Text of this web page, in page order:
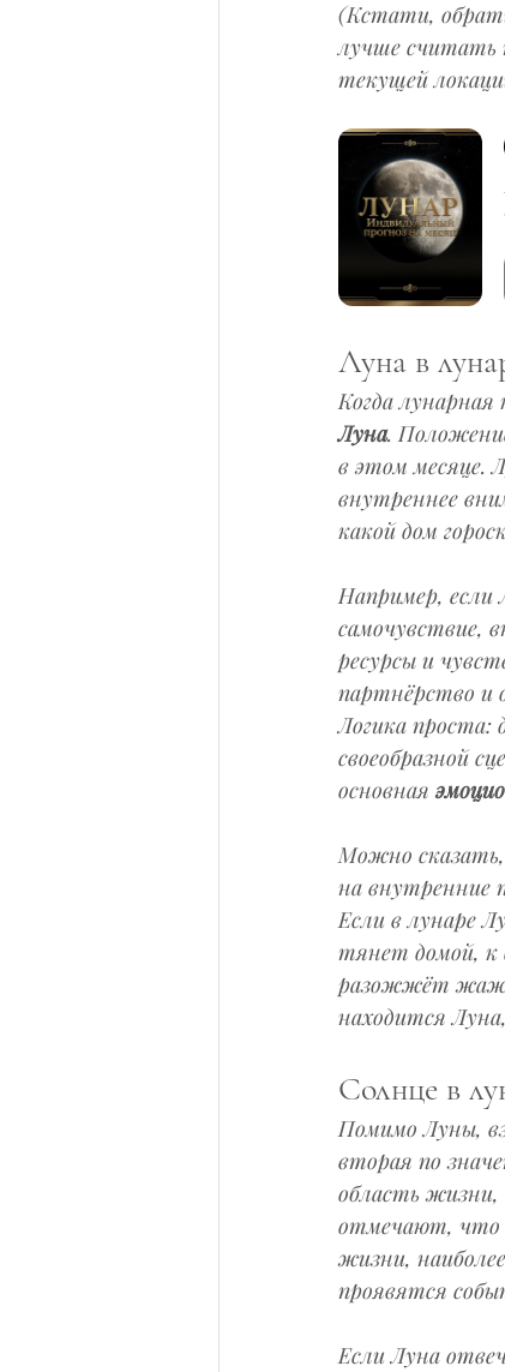
(Кстати,
лучше считать
текущей
Луна в
Когда
Луна.
в этом месяце.
внутреннее
какой дом
Например, если
самочувствие,
ресурсы и
партнёрство и
Логика проста:
своеобразной
основная
Можно
на внутренние
Если в лунаре
тянет домой, к
разожжёт
находится
Солнце в
Помимо Луны,
вторая по
область жизни,
отмечают, что
жизни,
проявятся
Если Луна